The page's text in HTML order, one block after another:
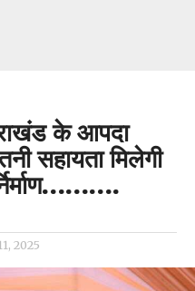
के आपदा
सहायता मिलेगी
2025